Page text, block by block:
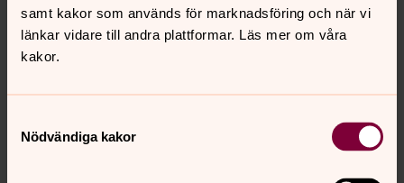
samt kakor som används för marknadsföring och när vi
länkar vidare till andra plattformar. Läs mer om våra
kakor.
Nödvändiga kakor
Synpunkter eller frågor på sidans
Dela